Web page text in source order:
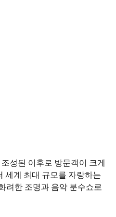
성된 이후로 방문객이 크게
세계 최대 규모를 자랑하는
려한 조명과 음악 분수쇼로